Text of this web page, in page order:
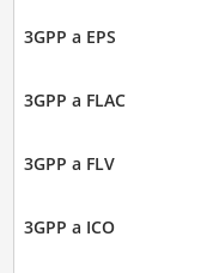
3GPP a EPS
3GPP a FLAC
3GPP a FLV
3GPP a ICO